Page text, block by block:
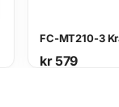
FC-MT210-3
kr579